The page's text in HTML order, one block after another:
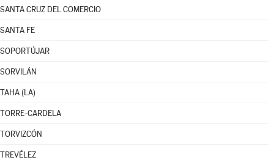
SANTA CRUZ DEL COMERCIO
SANTA FE
SOPORTÚJAR
SORVILÁN
TAHA (LA)
TORRE-CARDELA
TORVIZCÓN
TREVÉLEZ